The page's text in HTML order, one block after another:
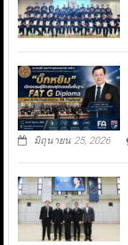
มิถุนายน 25, 2026